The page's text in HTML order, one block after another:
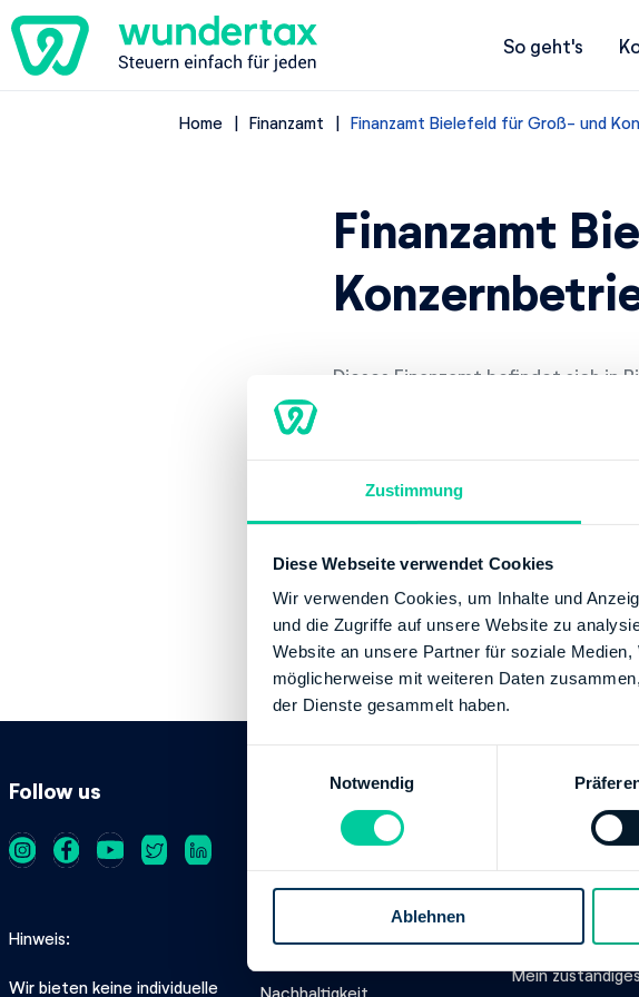
Zustimmung
Diese Webseite verwendet Cookies
Wir verwenden Cookies, um Inhalte und
und die Zugriffe auf unsere Website zu
Website an unsere Partner für soziale
möglicherweise mit weiteren Daten
der Dienste gesammelt haben.
g
Notwendig
Ablehnen
So geht's
Home Finanzamt Finanzamt Bielefeld für Groß- und
Finanzamt
Dieses Finanzamt befindet sich in
Bielefeld für Groß- und
Adresse
Ravensberger Str. 90, 33607
Kontaktinformation
Telefonnummer: +49 5215480
Fax: +49 80010092675371
Website: http://
Follow us
Hinweis
Wir bieten keine individuelle
Produkt
Sicherheit
Datenschutz
Nachhaltigkeit
Unser
Service
Steuertipps
SteuerGuide
Mein